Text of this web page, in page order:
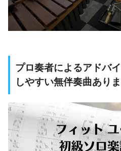
プロ奏者によるアドバ
しやすい無伴奏曲ありま